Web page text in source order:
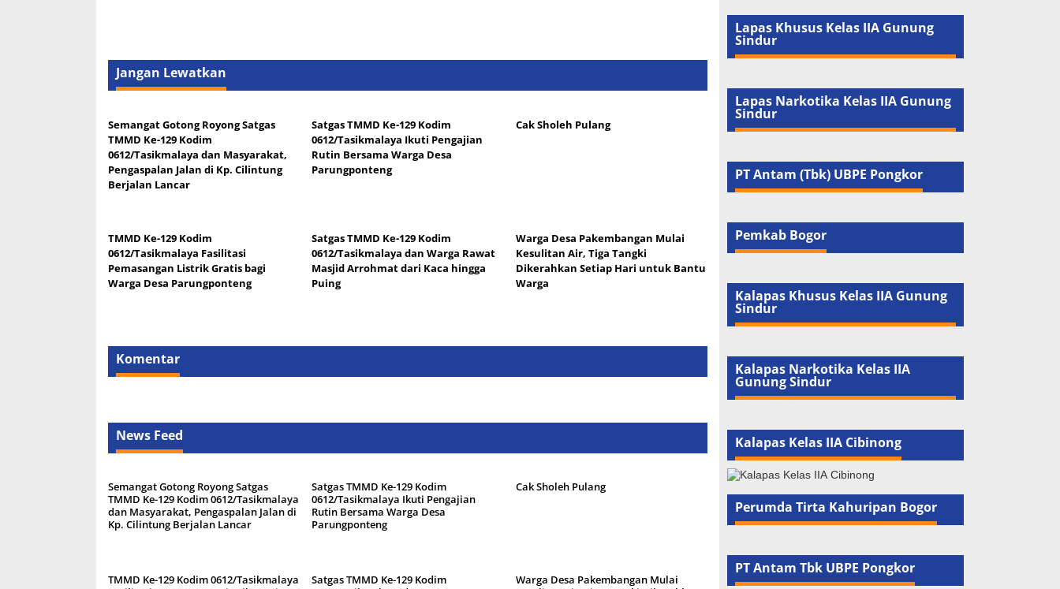
Jangan Lewatkan
Semangat Gotong Royong Satgas
TMMD Ke-129 Kodim
0612/Tasikmalaya dan Masyarakat,
Pengaspalan Jalan di Kp. Cilintung
Berjalan Lancar
Satgas TMMD Ke-129 Kodim
0612/Tasikmalaya Ikuti Pengajian
Rutin Bersama Warga Desa
Parungponteng
Cak Sholeh Pulang
TMMD Ke-129 Kodim
0612/Tasikmalaya Fasilitasi
Pemasangan Listrik Gratis bagi
Warga Desa Parungponteng
Satgas TMMD Ke-129 Kodim
0612/Tasikmalaya dan Warga Rawat
Masjid Arrohmat dari Kaca hingga
Puing
Warga Desa Pakembangan Mulai
Kesulitan Air, Tiga Tangki
Dikerahkan Setiap Hari untuk Bantu
Warga
Komentar
News Feed
Semangat Gotong Royong Satgas
TMMD Ke-129 Kodim 0612/Tasikmalaya
dan Masyarakat, Pengaspalan Jalan di
Kp. Cilintung Berjalan Lancar
Satgas TMMD Ke-129 Kodim
0612/Tasikmalaya Ikuti Pengajian
Rutin Bersama Warga Desa
Parungponteng
Cak Sholeh Pulang
TMMD Ke-129 Kodim 0612/Tasikmalaya
Satgas TMMD Ke-129 Kodim
Warga Desa Pakembangan Mulai
Lapas Khusus Kelas IIA Gunung
Sindur
Lapas Narkotika Kelas IIA Gunung
Sindur
PT Antam (Tbk) UBPE Pongkor
Pemkab Bogor
Kalapas Khusus Kelas IIA Gunung
Sindur
Kalapas Narkotika Kelas IIA
Gunung Sindur
Kalapas Kelas IIA Cibinong
Perumda Tirta Kahuripan Bogor
PT Antam Tbk UBPE Pongkor